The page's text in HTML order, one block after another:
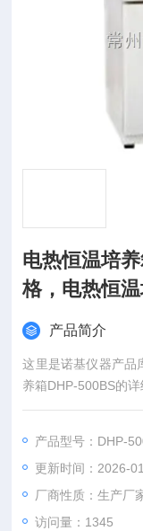
电热恒温培
格，电热恒
造厂家
产品简介
这里是诺基仪器产品
养箱DHP-500BS的
产品型号：DHP-
更新时间：2026-
厂商性质：生产厂
访问量：1345